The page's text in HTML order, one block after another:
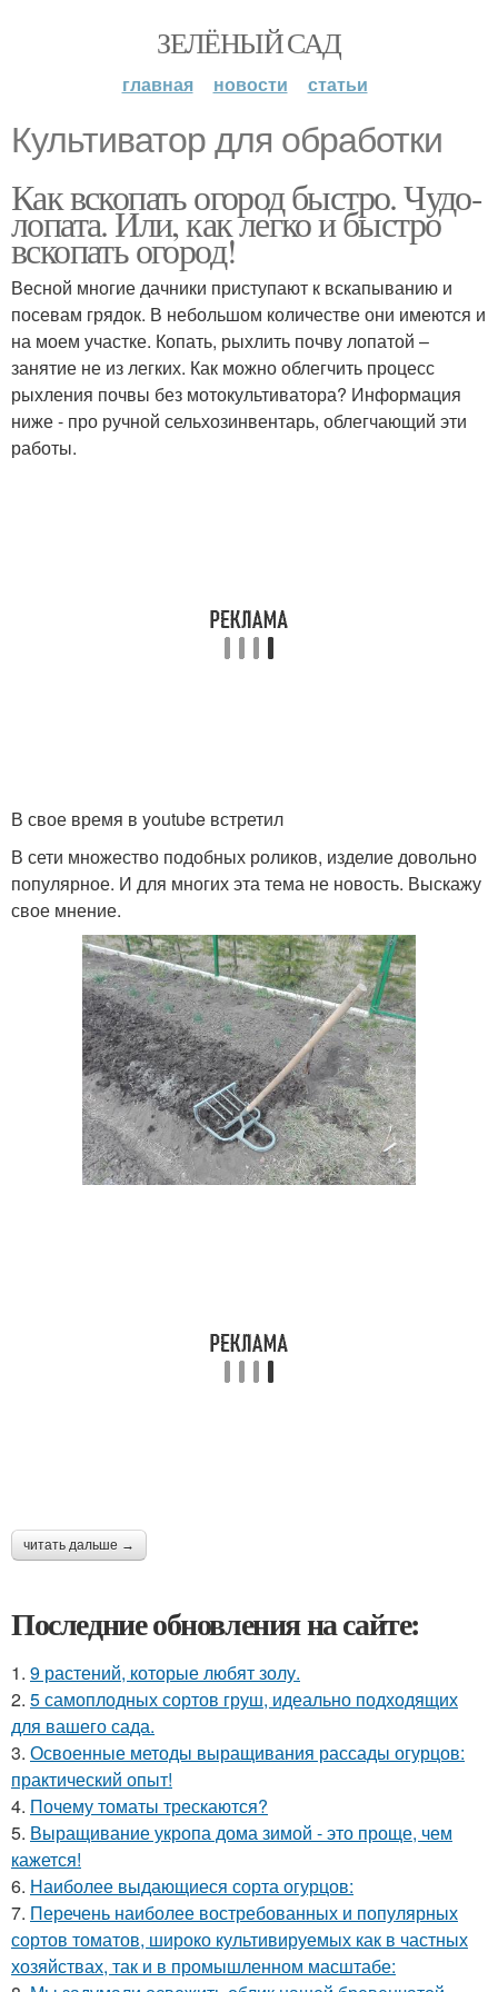
ЗЕЛЁНЫЙ САД
главная новости статьи
Культиватор для обработки
Как вскопать огород быстро. Чудо-
лопата. Или, как легко и быстро
вскопать огород!
Весной многие дачники приступают к вскапыванию и
посевам грядок. В небольшом количестве они имеются и
на моем участке. Копать, рыхлить почву лопатой –
занятие не из легких. Как можно облегчить процесс
рыхления почвы без мотокультиватора? Информация
ниже - про ручной сельхозинвентарь, облегчающий эти
работы.
В свое время в youtube встретил
В сети множество подобных роликов, изделие довольно
популярное. И для многих эта тема не новость. Выскажу
свое мнение.
читать дальше →
Последние обновления на сайте:
1. 9 растений, которые любят золу.
2. 5 самоплодных сортов груш, идеально подходящих
для вашего сада.
3. Освоенные методы выращивания рассады огурцов:
практический опыт!
4. Почему томаты трескаются?
5. Выращивание укропа дома зимой - это проще, чем
кажется!
6. Наиболее выдающиеся сорта огурцов:
7. Перечень наиболее востребованных и популярных
сортов томатов, широко культивируемых как в частных
хозяйствах, так и в промышленном масштабе: